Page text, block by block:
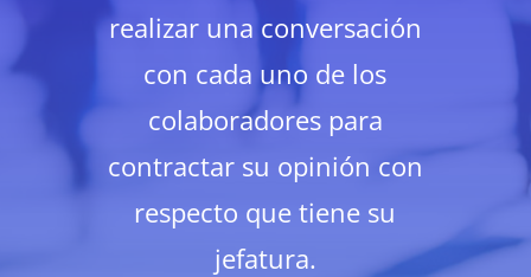
realizar una conversación
con cada uno de los
colaboradores para
contractar su opinión con
respecto que tiene su
jefatura.